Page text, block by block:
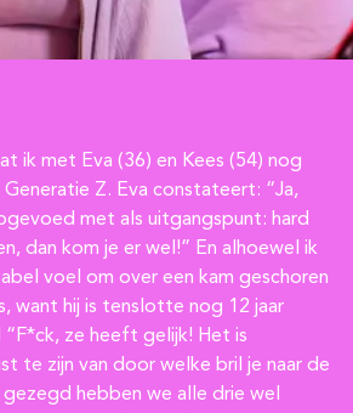
ik met Eva (36) en Kees (54) nog
Z. Eva constateert: “Ja,
met als uitgangspunt: hard
dan kom je er wel!” En alhoewel ik
voel om over een kam geschoren
want hij is tenslotte nog 12 jaar
ze heeft gelijk! Het is
te zijn van door welke bril je naar de
hebben we alle drie wel